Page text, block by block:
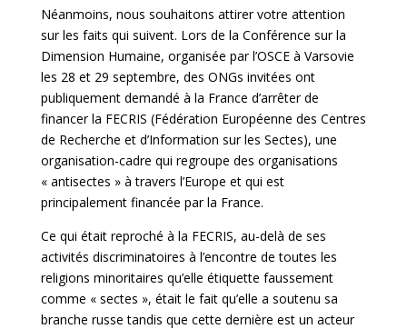
Néanmoins, nous souhaitons attirer votre attention
sur les faits qui suivent. Lors de la Conférence sur la
Dimension Humaine, organisée par l’OSCE à Varsovie
les 28 et 29 septembre, des ONGs invitées ont
publiquement demandé à la France d’arrêter de
financer la FECRIS (Fédération Européenne des Centres
de Recherche et d’Information sur les Sectes), une
organisation-cadre qui regroupe des organisations
« antisectes » à travers l’Europe et qui est
principalement financée par la France.
Ce qui était reproché à la FECRIS, au-delà de ses
activités discriminatoires à l’encontre de toutes les
religions minoritaires qu’elle étiquette faussement
comme « sectes », était le fait qu’elle a soutenu sa
branche russe tandis que cette dernière est un acteur